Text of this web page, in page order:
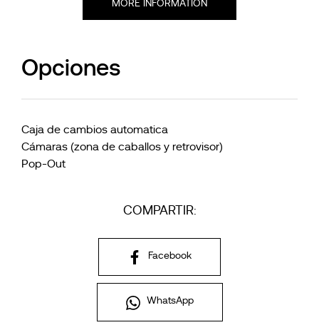
MORE INFORMATION
Opciones
Caja de cambios automatica
Cámaras (zona de caballos y retrovisor)
Pop-Out
COMPARTIR:
Facebook
WhatsApp